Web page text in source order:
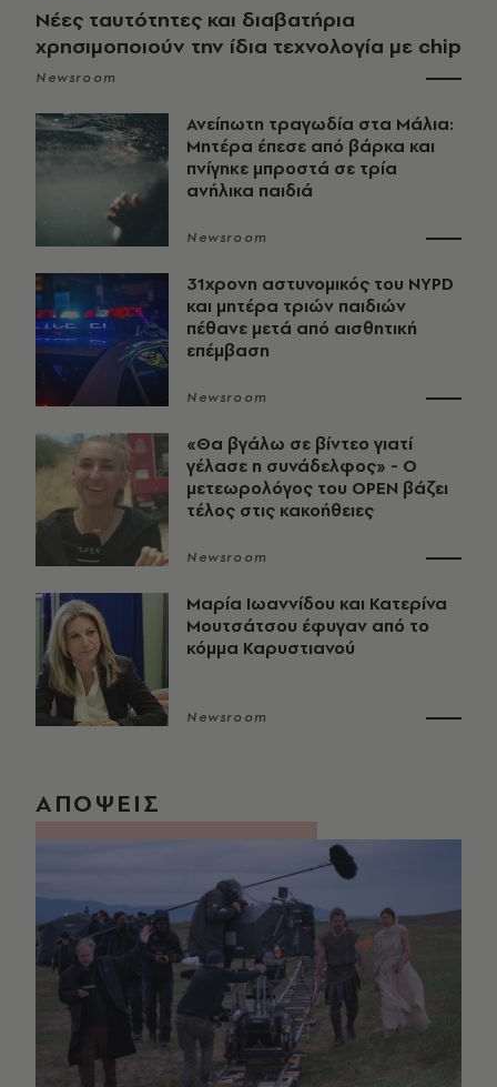
Νέες ταυτότητες και διαβατήρια
χρησιμοποιούν την ίδια τεχνολογία με chip
Newsroom
Ανείπωτη τραγωδία στα Μάλια:
Μητέρα έπεσε από βάρκα και
πνίγηκε μπροστά σε τρία
ανήλικα παιδιά
Newsroom
31χρονη αστυνομικός του NYPD
και μητέρα τριών παιδιών
πέθανε μετά από αισθητική
επέμβαση
Newsroom
«Θα βγάλω σε βίντεο γιατί
γέλασε η συνάδελφος» - Ο
μετεωρολόγος του OPEN βάζει
τέλος στις κακοήθειες
Newsroom
Μαρία Ιωαννίδου και Κατερίνα
Μουτσάτσου έφυγαν από το
κόμμα Καρυστιανού
Newsroom
ΑΠΟΨΕΙΣ